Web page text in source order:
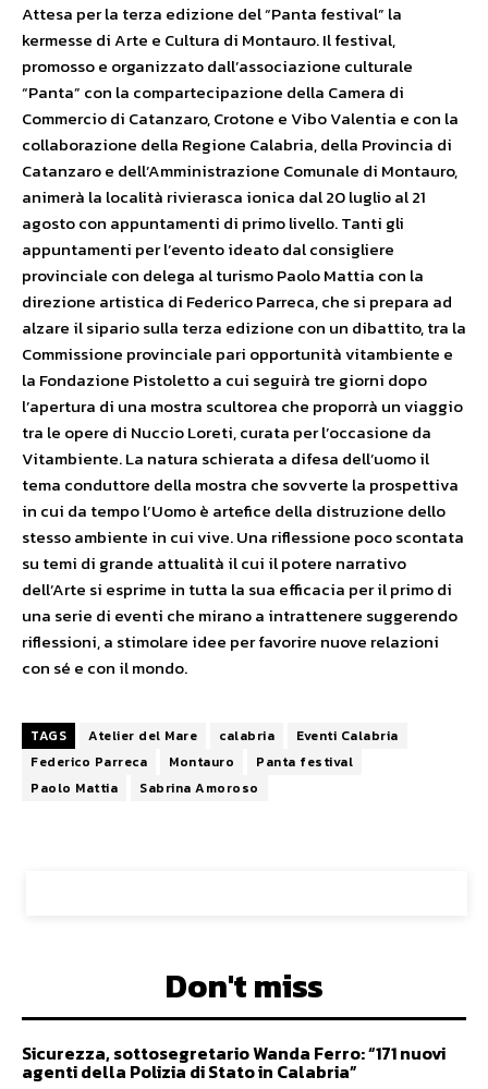
Attesa per la terza edizione del “Panta festival” la
kermesse di Arte e Cultura di Montauro. Il festival,
promosso e organizzato dall’associazione culturale
“Panta” con la compartecipazione della Camera di
Commercio di Catanzaro, Crotone e Vibo Valentia e con la
collaborazione della Regione Calabria, della Provincia di
Catanzaro e dell’Amministrazione Comunale di Montauro,
animerà la località rivierasca ionica dal 20 luglio al 21
agosto con appuntamenti di primo livello. Tanti gli
appuntamenti per l’evento ideato dal consigliere
provinciale con delega al turismo Paolo Mattia con la
direzione artistica di Federico Parreca, che si prepara ad
alzare il sipario sulla terza edizione con un dibattito, tra la
Commissione provinciale pari opportunità vitambiente e
la Fondazione Pistoletto a cui seguirà tre giorni dopo
l’apertura di una mostra scultorea che proporrà un viaggio
tra le opere di Nuccio Loreti, curata per l’occasione da
Vitambiente. La natura schierata a difesa dell’uomo il
tema conduttore della mostra che sovverte la prospettiva
in cui da tempo l’Uomo è artefice della distruzione dello
stesso ambiente in cui vive. Una riflessione poco scontata
su temi di grande attualità il cui il potere narrativo
dell’Arte si esprime in tutta la sua efficacia per il primo di
una serie di eventi che mirano a intrattenere suggerendo
riflessioni, a stimolare idee per favorire nuove relazioni
con sé e con il mondo.
TAGS Atelier del Mare calabria
Eventi Calabria
Federico Parreca
Montauro
Panta festival
Paolo Mattia
Sabrina Amoroso
Don't miss
Sicurezza, sottosegretario Wanda Ferro: “171 nuovi
agenti della Polizia di Stato in Calabria”